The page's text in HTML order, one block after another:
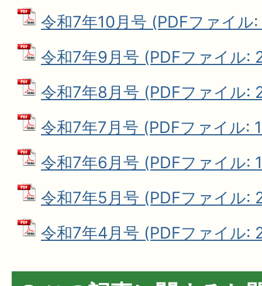
令和7年10月号 (PDFファイル
令和7年9月号 (PDFファイル:
令和7年8月号 (PDFファイル:
令和7年7月号 (PDFファイル:
令和7年6月号 (PDFファイル:
令和7年5月号 (PDFファイル:
令和7年4月号 (PDFファイル: